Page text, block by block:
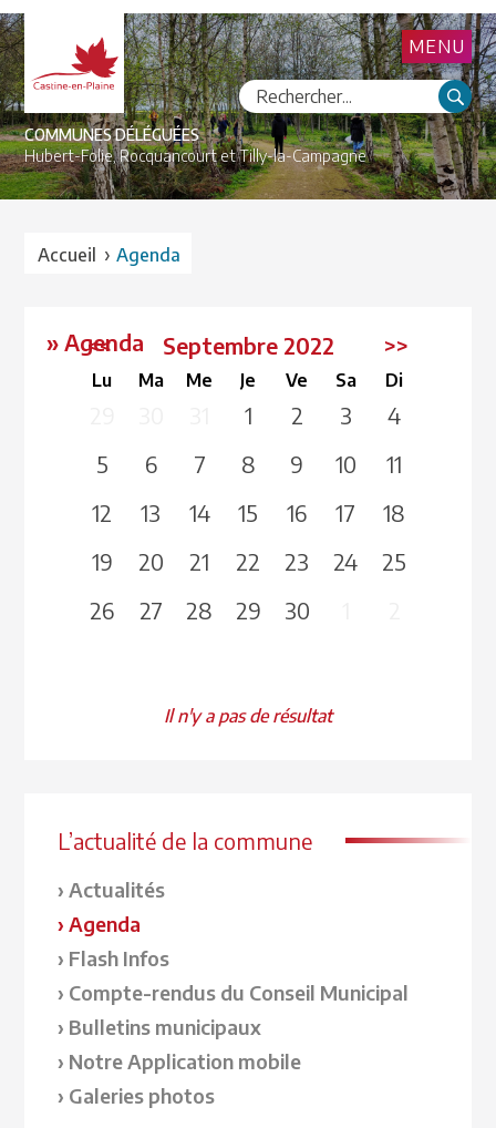
COMMUNES DÉLÉGUÉES
Hubert-Folie,Rocquancourt etTilly-la-Campagne
MENU
L’actualité de la commune
Actualités
Agenda
Flash Infos
Compte-rendus du Conseil Municipal
Bulletins municipaux
Notre Application mobile
Galeries photos
Accueil ›Agenda
» Agenda
<< Septembre 2022 >>
Lu Ma Me Je Ve Sa Di
1 2 3
4
5
6 7 8 9 10
11
12
13 14 15 16 17
18
19
20 21 22 23 24
25
26
27 28 29 30
Il n'y a pas de résultat